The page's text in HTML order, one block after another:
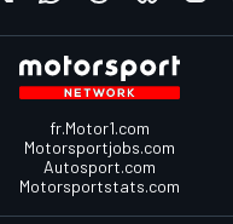
fr.Motor1.com
Motorsportjobs.com
Autosport.com
Motorsportstats.com